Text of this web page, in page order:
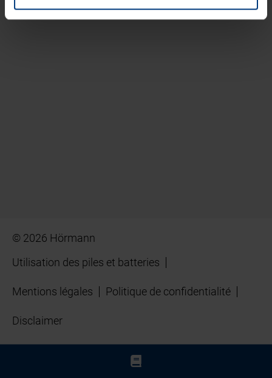
© 2026 Hörmann
Utilisation des piles et batteries
Mentions légales Politique de confidentialité
Disclaimer